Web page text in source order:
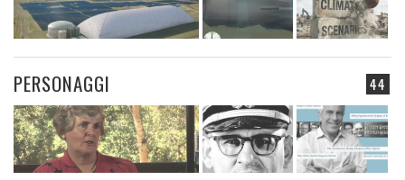
44
PERSONAGGI